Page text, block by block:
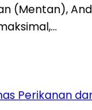
(Mentan),
Perikanan